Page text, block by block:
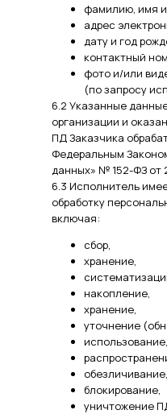
фамилию, имя и
адрес
дату и год
контактный
фото и/или
(по запросу
6.2 Указанные
организации и
ПД Заказчика
Федеральным
данных» № 152-ФЗ от
6.3 Исполнитель
обработку
включая:
сбор,
хранение,
накопление,
хранение,
уточнение
использование,
обезличивание,
блокирование,
уничтожение